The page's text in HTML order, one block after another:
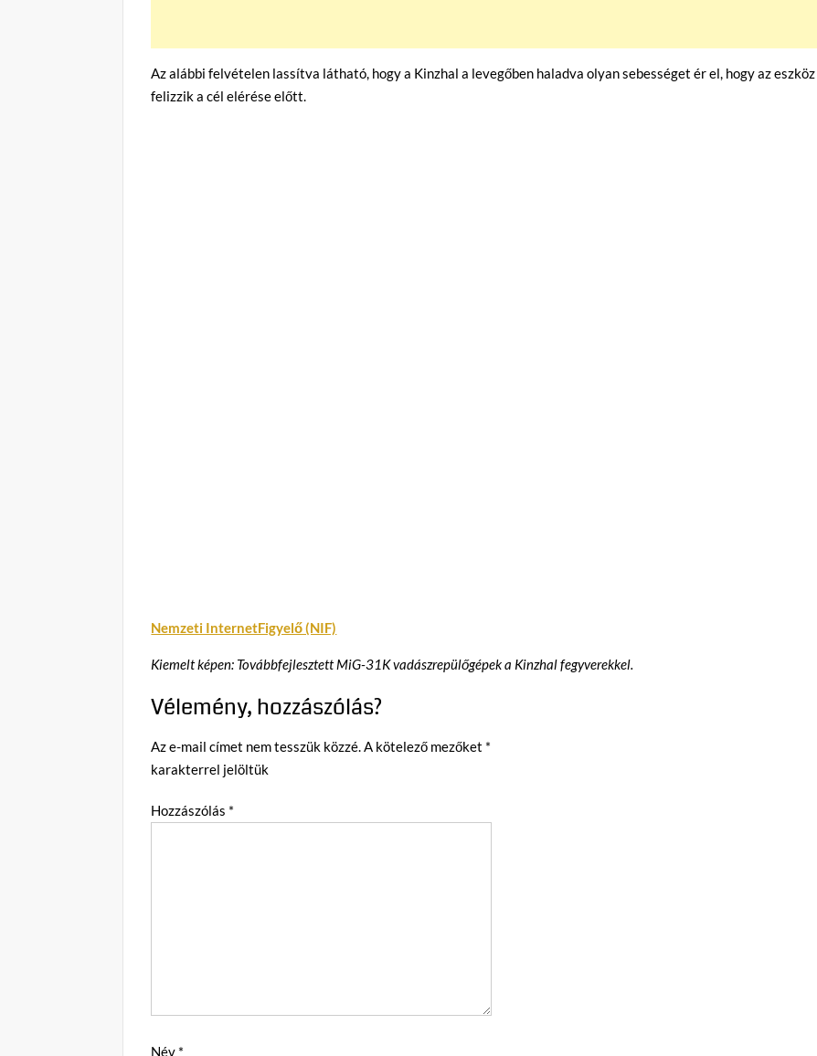
Az alábbi felvételen lassítva látható, hogy a Kinzhal a levegőben haladva olyan sebességet ér el, hogy az eszköz
felizzik a cél elérése előtt.
Nemzeti InternetFigyelő (NIF)
Kiemelt képen: Továbbfejlesztett MiG-31K vadászrepülőgépek a Kinzhal fegyverekkel.
Vélemény, hozzászólás?
Az e-mail címet nem tesszük közzé. A kötelező mezőket *
karakterrel jelöltük
Hozzászólás *
Név *